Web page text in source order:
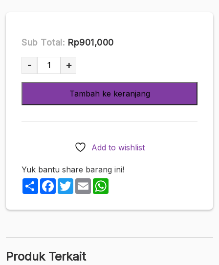
Sub Total: Rp901,000
Kuantitas
Momo
Ki
First
Photobook
Jepang
(112
- +
Tambah ke keranjang
Add to wishlist
Yuk bantu share barang ini!
ShareFacebook
TwitterEmail
Produk Terkait